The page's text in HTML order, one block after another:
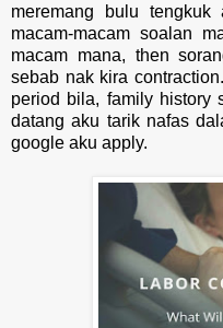
meremang bulu
macam-macam soalan
macam mana, then
sebab nak kira
period bila, family history
datang aku tarik nafas
google aku apply.